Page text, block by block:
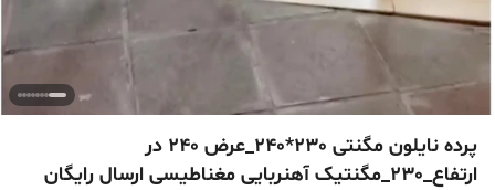
پرده نایلون مگنتی 230*240_عرض 240 در
ارتفاع_230_مگنتیک آهنربایی مغناطیسی ارسال رایگان